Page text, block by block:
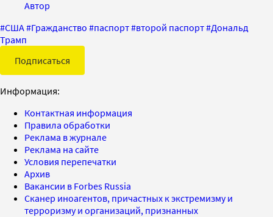
Автор
#США#Гражданство #паспорт#второй паспорт#Дональд
Трамп
Подписаться
Информация:
Контактная информация
Правила обработки
Реклама в журнале
Реклама на сайте
Условия перепечатки
Архив
Вакансии в Forbes Russia
Сканер иноагентов, причастных к экстремизму и
терроризму и организаций, признанных